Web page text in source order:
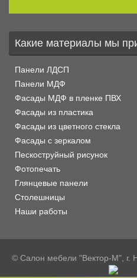
Какие материалы мы
Панели ЛДСП
Панели МДФ
Фасады МДФ в пленке ПВХ
Фасады из пластика
Фасады из цветного стекла
Фасады с зеркалом
Пескоструйный рисунок
Фотопечать
Глянцевые панели
Столешницы
Наши работы
© Салон мебели "Вектор-М", г.